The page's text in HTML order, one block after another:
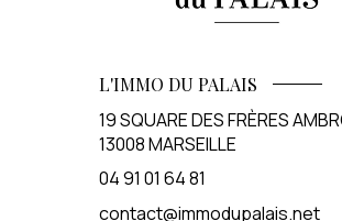
L'IMMO DU PALAIS
19 SQUARE DES FRÈRES
13008MARSEILLE
04 91 01 64 81
contact@immodupalais.net